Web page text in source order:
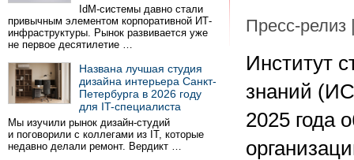
IdM-системы давно стали
привычным элементом корпоративной ИТ-
инфраструктуры. Рынок развивается уже
не первое десятилетие …
Названа лучшая студия
дизайна интерьера Санкт-
Петербурга в 2026 году
для IT-специалиста
Мы изучили рынок дизайн-студий
и поговорили с коллегами из IT, которые
недавно делали ремонт. Вердикт …
Пресс-релиз
Институт
знаний
2025 года